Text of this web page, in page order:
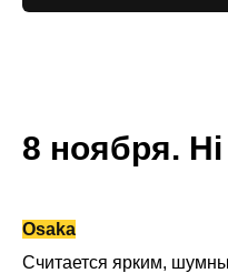
8 ноября.
Osaka
Считается ярким,